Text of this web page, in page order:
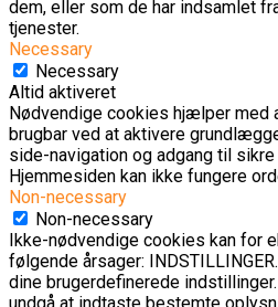
dem, eller som de har indsamlet
tjenester.
Necessary
Necessary
Altid aktiveret
Nødvendige cookies hjælper med
brugbar ved at aktivere
side-navigation og adgang til
Hjemmesiden kan ikke fungere
Non-necessary
Non-necessary
Ikke-nødvendige cookies kan for
følgende årsager:
dine brugerdefinerede